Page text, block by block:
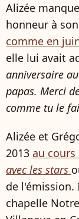
Alizée
honneur à
comme en
elle lui avait
anniversaire
papas. Merci
comme tu le
Alizée et
2013 au
avec les stars
de l'émission.
chapelle